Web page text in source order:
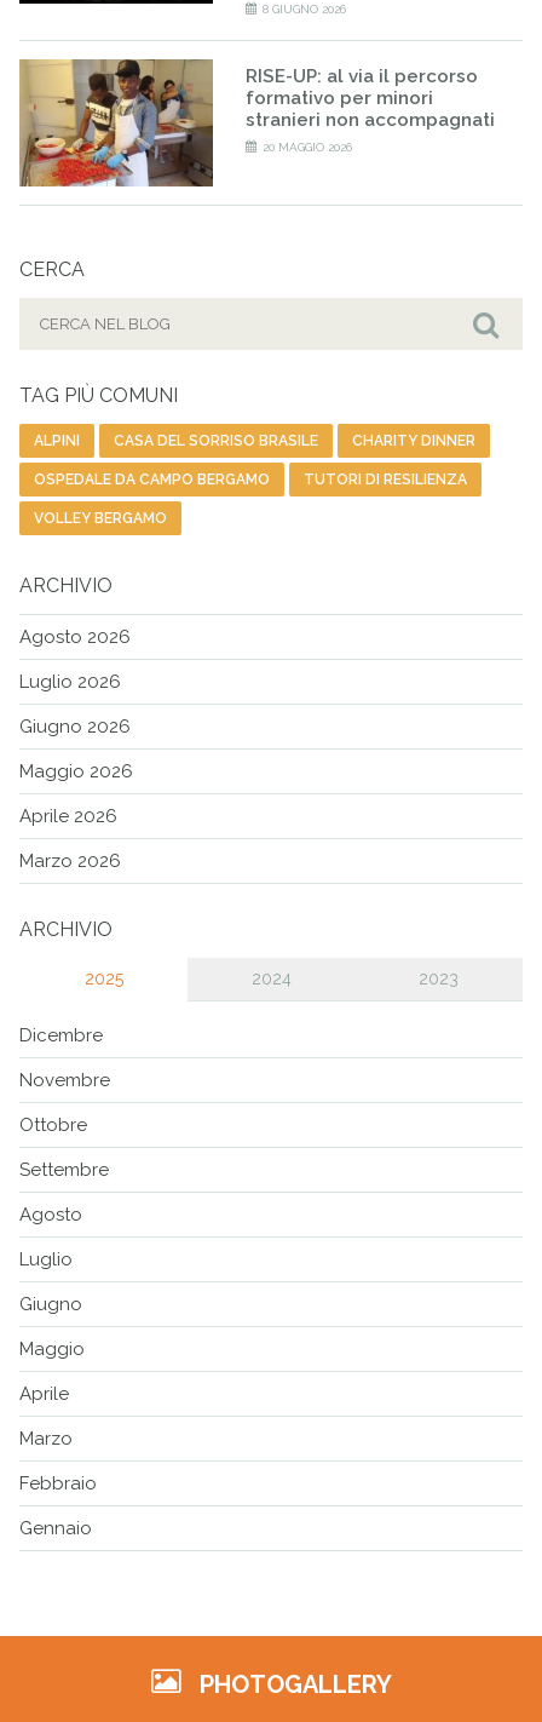
8 GIUGNO 2026
RISE-UP: al via il percorso
formativo per minori
stranieri non accompagnati
20 MAGGIO 2026
CERCA
TAG PIÙ COMUNI
ALPINI CASA DEL SORRISO BRASILE CHARITY DINNER
OSPEDALE DA CAMPO BERGAMO TUTORI DI RESILIENZA
VOLLEY BERGAMO
ARCHIVIO
Agosto 2026
Luglio 2026
Giugno 2026
Maggio 2026
Aprile 2026
Marzo 2026
ARCHIVIO
2025 2024 2023
Dicembre
Novembre
Ottobre
Settembre
Agosto
Luglio
Giugno
Maggio
Aprile
Marzo
Febbraio
Gennaio
PHOTOGALLERY